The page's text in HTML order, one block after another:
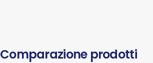
Comparazione prodotti